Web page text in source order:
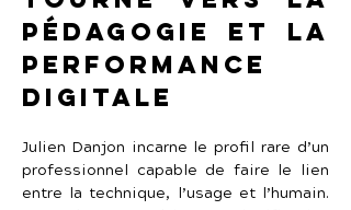
pédagogie et la
performance
digitale
Julien Danjon incarne le profil rare d’un
professionnel capable de faire le lien
entre la technique, l’usage et l’humain.